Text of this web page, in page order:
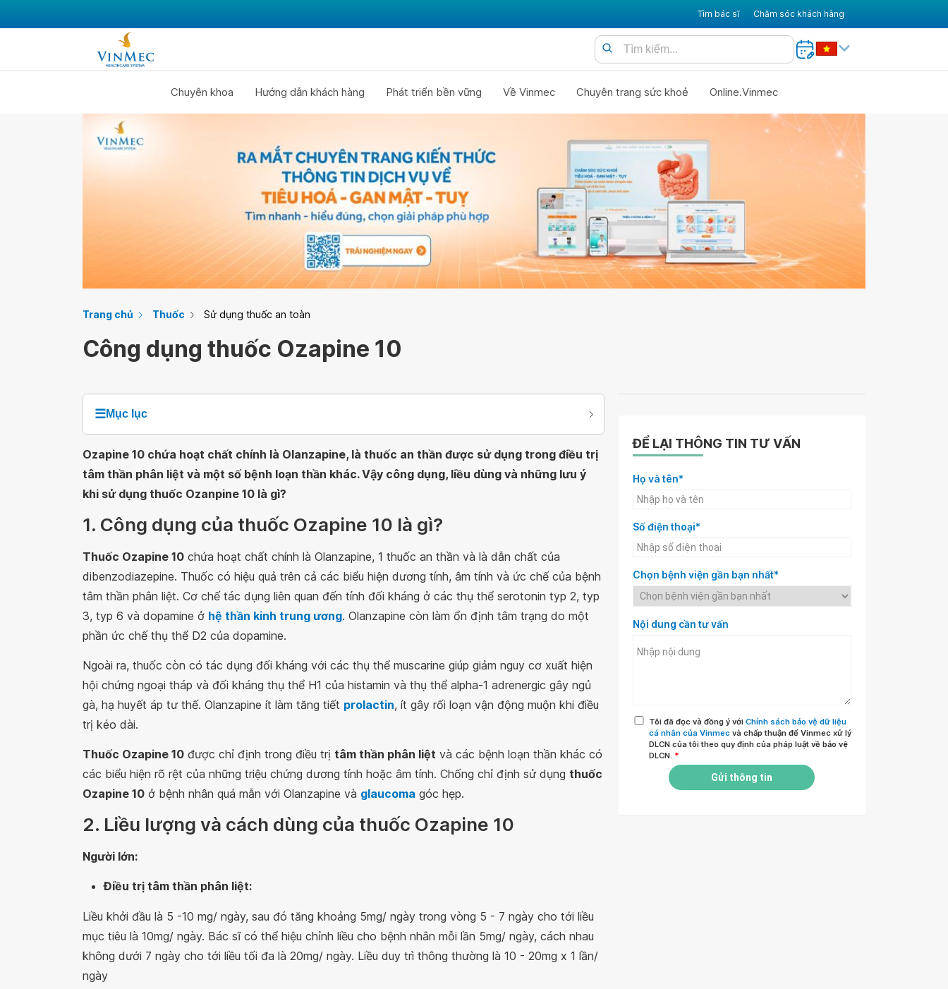
Tìm bác sĩ Chăm sóc khách hàng
Chuyên khoa Hướng dẫn khách hàng Phát triển bền vững Về Vinmec Chuyên trang sức khoẻ Online.Vinmec
Trang chủ Thuốc Sử dụng thuốc an toàn
Công dụng thuốc Ozapine 10
☰Mục lục
Ozapine 10 chứa hoạt chất chính là Olanzapine, là thuốc an thần được sử dụng trong điều trị
tâm thần phân liệt và một số bệnh loạn thần khác. Vậy công dụng, liều dùng và những lưu ý
khi sử dụng thuốc Ozanpine 10 là gì?
1. Công dụng của thuốc Ozapine 10 là gì?
Thuốc Ozapine 10 chứa hoạt chất chính là Olanzapine, 1 thuốc an thần và là dẫn chất của
dibenzodiazepine. Thuốc có hiệu quả trên cả các biểu hiện dương tính, âm tính và ức chế của bệnh
tâm thần phân liệt. Cơ chế tác dụng liên quan đến tính đối kháng ở các thụ thể serotonin typ 2, typ
3, typ 6 và dopamine ở hệ thần kinh trung ương. Olanzapine còn làm ổn định tâm trạng do một
phần ức chế thụ thể D2 của dopamine.
Ngoài ra, thuốc còn có tác dụng đối kháng với các thụ thể muscarine giúp giảm nguy cơ xuất hiện
hội chứng ngoại tháp và đối kháng thụ thể H1 của histamin và thụ thể alpha-1 adrenergic gây ngủ
gà, hạ huyết áp tư thế. Olanzapine ít làm tăng tiết prolactin, ít gây rối loạn vận động muộn khi điều
trị kéo dài.
Thuốc Ozapine 10 được chỉ định trong điều trị tâm thần phân liệt và các bệnh loạn thần khác có
các biểu hiện rõ rệt của những triệu chứng dương tính hoặc âm tính. Chống chỉ định sử dụng thuốc
Ozapine 10 ở bệnh nhân quá mẫn với Olanzapine và glaucoma góc hẹp.
2. Liều lượng và cách dùng của thuốc Ozapine 10
Người lớn:
Điều trị tâm thần phân liệt:
Liều khởi đầu là 5 -10 mg/ ngày, sau đó tăng khoảng 5mg/ ngày trong vòng 5 - 7 ngày cho tới liều
mục tiêu là 10mg/ ngày. Bác sĩ có thể hiệu chỉnh liều cho bệnh nhân mỗi lần 5mg/ ngày, cách nhau
không dưới 7 ngày cho tới liều tối đa là 20mg/ ngày. Liều duy trì thông thường là 10 - 20mg x 1 lần/
ngày
ĐỂ LẠI THÔNG TIN TƯ VẤN
Họ và tên*
Số điện thoại*
Chọn bệnh viện gần bạn nhất*
Nội dung cần tư vấn
Tôi đã đọc và đồng ý với Chính sách bảo vệ dữ liệu
cá nhân của Vinmec và chấp thuận để Vinmec xử lý
DLCN của tôi theo quy định của pháp luật về bảo vệ
DLCN. *
Gửi thông tin